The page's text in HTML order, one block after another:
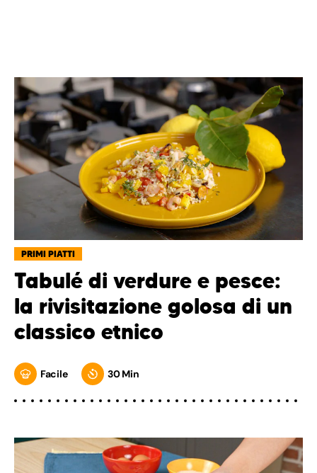
PRIMI PIATTI
Tabulé di verdure e pesce:
la rivisitazione golosa di un
classico etnico
Facile 30 Min